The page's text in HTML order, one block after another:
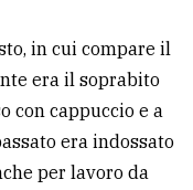
in cui compare il
era il soprabito
con cappuccio e a
era indossato
per lavoro da